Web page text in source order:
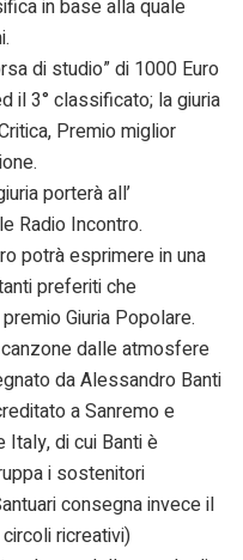
in base alla quale
di studio” di 1000 Euro
il 3° classificato; la giuria
Premio miglior
porterà all’
Radio Incontro.
potrà esprimere in una
preferiti che
Giuria Popolare.
dalle atmosfere
da Alessandro Banti
a Sanremo e
Italy, di cui Banti è
i sostenitori
consegna invece il
ricreativi)